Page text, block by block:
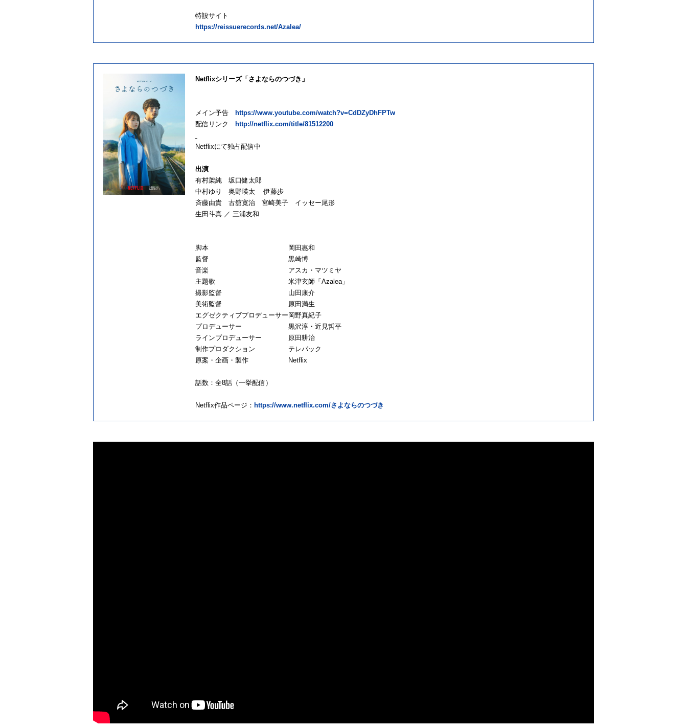
特設サイト
https://reissuerecords.net/Azalea/
Netflixシリーズ「さよならのつづき」
メイン予告
https://www.youtube.com/watch?v=CdDZyDhFPTw
配信リンク
http://netflix.com/title/81512200
Netflixにて独占配信中
出演
有村架純 坂口健太郎
中村ゆり 奥野瑛太 伊藤歩
斉藤由貴 古舘寛治 宮崎美子 イッセー尾形
生田斗真 ／ 三浦友和
脚本 岡田惠和
監督 黒崎博
音楽 アスカ・マツミヤ
主題歌 米津玄師「 Azalea」
撮影監督 山田康介
美術監督 原田満生
エグゼクティブプロデューサー岡野真紀子
プロデューサー 黒沢淳・近見哲平
ラインプロデューサー 原田耕治
制作プロダクション テレパック
原案・企画・製作
Netflix
話数：全8話（一挙配信）
Netflix作品ページ： https://www.netflix.com/さよならのつづき